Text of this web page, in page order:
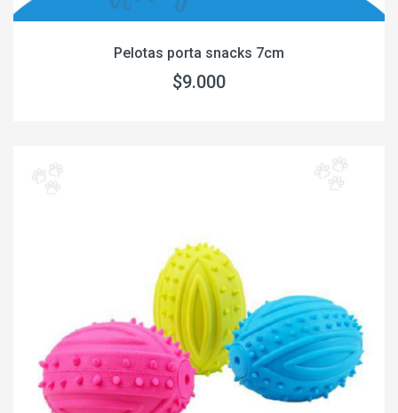
Pelotas porta snacks 7cm
$9.000